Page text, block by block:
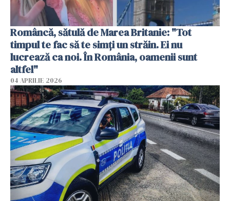
Româncă, sătulă de Marea Britanie: "Tot
timpul te fac să te simți un străin. Ei nu
lucrează ca noi. În România, oamenii sunt
altfel"
04 APRILIE 2026